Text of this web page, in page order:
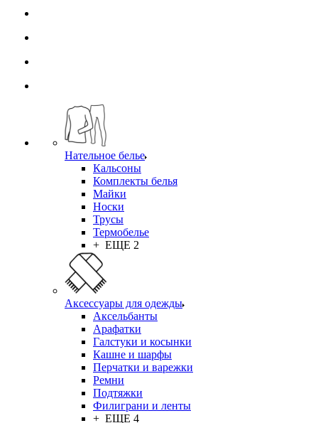
Нательное белье
Кальсоны
Комплекты белья
Майки
Носки
Трусы
Термобелье
+ ЕЩЕ 2
Аксессуары для одежды
Аксельбанты
Арафатки
Галстуки и косынки
Кашне и шарфы
Перчатки и варежки
Ремни
Подтяжки
Филиграни и ленты
+ ЕЩЕ 4